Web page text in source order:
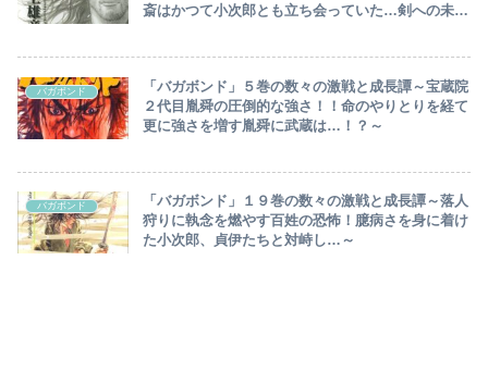
斎はかつて小次郎とも立ち会っていた…剣への未練
バガボンド
「バガボンド」５巻の数々の激戦と成長譚～宝蔵院
２代目胤舜の圧倒的な強さ！！命のやりとりを経て
更に強さを増す胤舜に武蔵は…！？～
バガボンド
「バガボンド」１９巻の数々の激戦と成長譚～落人
狩りに執念を燃やす百姓の恐怖！臆病さを身に着け
た小次郎、貞伊たちと対峙し…～